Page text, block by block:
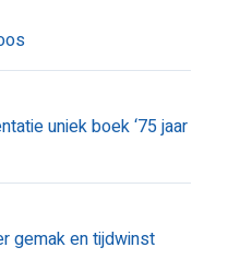
uniek boek ‘75 jaar
gemak en tijdwinst